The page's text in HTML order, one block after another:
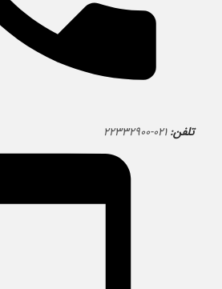
تلفن: ۰۲۱-۲۲۳۳۲۹۰۰